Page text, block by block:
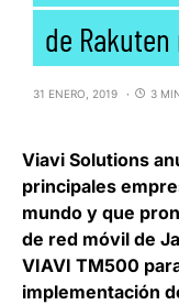
de
31 ENERO, 2019 3
Viavi Solutions
principales
mundo y que
de red móvil de
VIAVI TM500
implementación